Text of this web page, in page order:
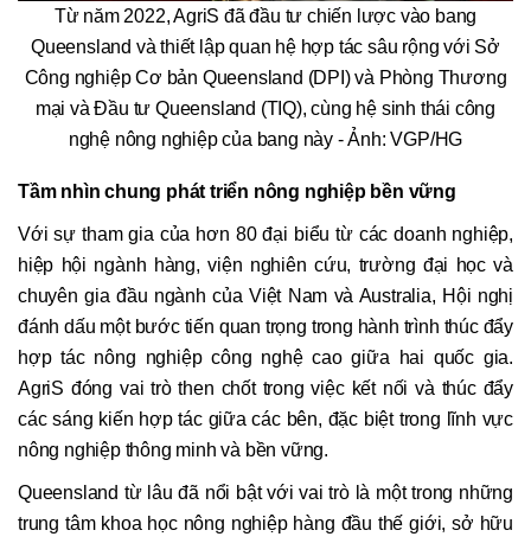
Từ năm 2022, AgriS đã đầu tư chiến lược vào bang
Queensland và thiết lập quan hệ hợp tác sâu rộng với Sở
Công nghiệp Cơ bản Queensland (DPI) và Phòng Thương
mại và Đầu tư Queensland (TIQ), cùng hệ sinh thái công
nghệ nông nghiệp của bang này - Ảnh: VGP/HG
Tầm nhìn chung phát triển nông nghiệp bền vững
Với sự tham gia của hơn 80 đại biểu từ các doanh nghiệp,
hiệp hội ngành hàng, viện nghiên cứu, trường đại học và
chuyên gia đầu ngành của Việt Nam và Australia, Hội nghị
đánh dấu một bước tiến quan trọng trong hành trình thúc đẩy
hợp tác nông nghiệp công nghệ cao giữa hai quốc gia.
AgriS đóng vai trò then chốt trong việc kết nối và thúc đẩy
các sáng kiến hợp tác giữa các bên, đặc biệt trong lĩnh vực
nông nghiệp thông minh và bền vững.
Queensland từ lâu đã nổi bật với vai trò là một trong những
trung tâm khoa học nông nghiệp hàng đầu thế giới, sở hữu